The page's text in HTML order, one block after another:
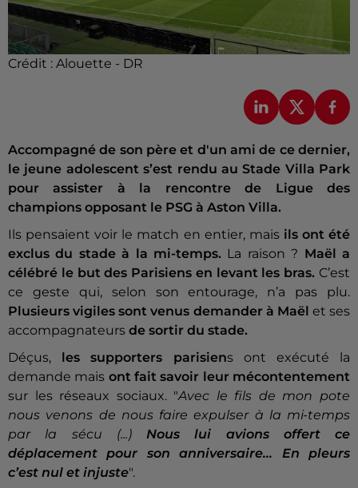
Crédit : Alouette - DR
Accompagné de son père et d'un ami de ce dernier,
le jeune adolescent s’est rendu au Stade Villa Park
pour assister à la rencontre de Ligue des
champions opposant le PSG à Aston Villa.
Ils pensaient voir le match en entier, mais ils ont été
exclus du stade à la mi-temps. La raison ? Maël a
célébré le but des Parisiens en levant les bras. C’est
ce geste qui, selon son entourage, n’a pas plu.
Plusieurs vigiles sont venus demander à Maël et ses
accompagnateurs de sortir du stade.
Déçus, les supporters parisiens ont exécuté la
demande mais ont fait savoir leur mécontentement
sur les réseaux sociaux. "Avec le fils de mon pote
nous venons de nous faire expulser à la mi-temps
par la sécu (...) Nous lui avions offert ce
déplacement pour son anniversaire... En pleurs
c’est nul et injuste".